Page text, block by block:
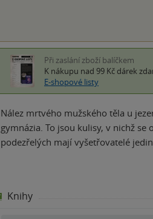
Při zaslání zboží balíčkem
K nákupu nad 99 Kč dárek
E-shopové listy
Nález mrtvého mužského těla u
gymnázia. To jsou kulisy, v nichž
podezřelých mají vyšetřovatelé
Knihy